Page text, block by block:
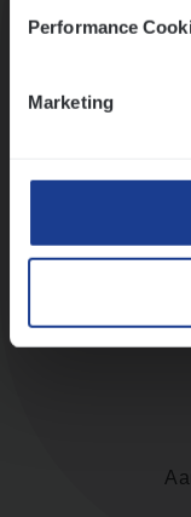
Performance
Marketing
Diepte-